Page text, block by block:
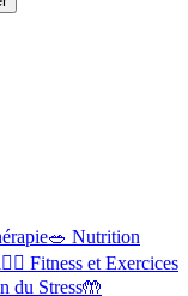
🥗 Nutrition
🏋️‍♂️ Fitness et Exercices
du Stress🤲